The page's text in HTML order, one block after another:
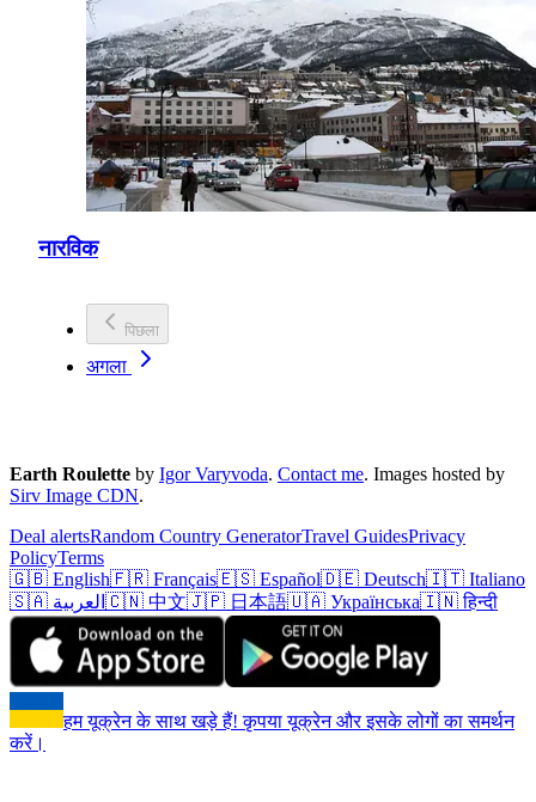
नारविक
पिछला
अगला
Earth Roulette by Igor Varyvoda. Contact me. Images hosted by
Sirv Image CDN.
Deal alertsRandom Country GeneratorTravel GuidesPrivacy
PolicyTerms
🇬🇧 English🇫🇷 Français🇪🇸 Español🇩🇪 Deutsch🇮🇹 Italiano
🇸🇦 العربية 🇨🇳 中文🇯🇵 日本語🇺🇦 Українська🇮🇳 हिन्दी
हम यूक्रेन के साथ खड़े हैं! कृपया यूक्रेन और इसके लोगों का समर्थन
करें।